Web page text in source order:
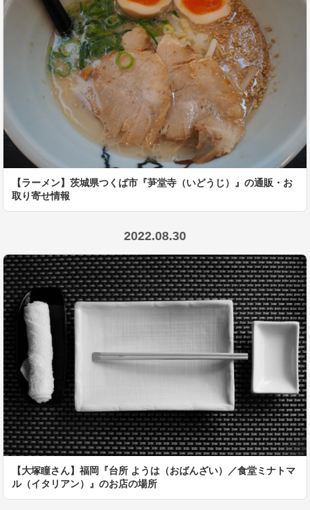
【ラーメン】茨城県つくば市『芛堂寺（いどうじ）』の通販・お
取り寄せ情報
2022.08.30
【大塚瞳さん】福岡『台所 ようは（おばんざい）／食堂ミナトマ
ル（イタリアン）』のお店の場所